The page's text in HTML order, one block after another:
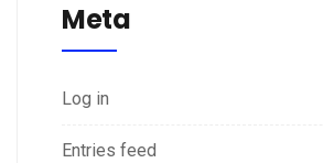
Meta
Log in
Entries feed